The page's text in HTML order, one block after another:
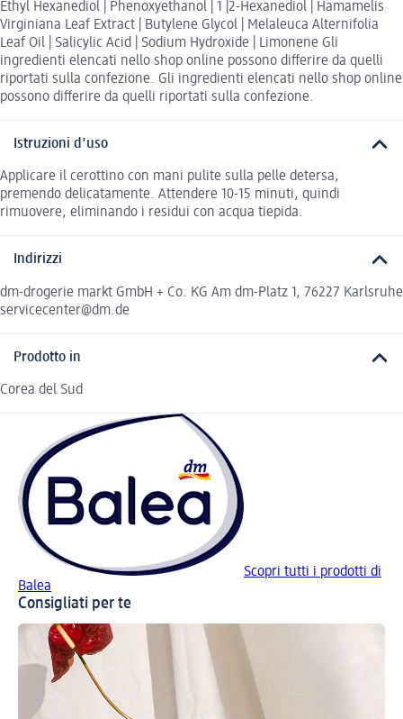
Ethyl Hexanediol | Phenoxyethanol | 1 |2-Hexanediol | Hamamelis
Virginiana Leaf Extract | Butylene Glycol | Melaleuca Alternifolia
Leaf Oil | Salicylic Acid | Sodium Hydroxide | Limonene Gli
ingredienti elencati nello shop online possono differire da quelli
riportati sulla confezione. Gli ingredienti elencati nello shop online
possono differire da quelli riportati sulla confezione.
Istruzioni d'uso
Applicare il cerottino con mani pulite sulla pelle detersa,
premendo delicatamente. Attendere 10-15 minuti, quindi
rimuovere, eliminando i residui con acqua tiepida.
Indirizzi
dm-drogerie markt GmbH + Co. KG Am dm-Platz 1, 76227 Karlsruhe
servicecenter@dm.de
Prodotto in
Corea del Sud
Scopri tutti i prodotti di
Balea
Consigliati per te